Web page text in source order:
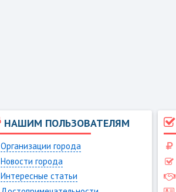
НАШИМ ПОЛЬЗОВАТЕЛЯМ
Организации города
Новости города
Интересные статьи